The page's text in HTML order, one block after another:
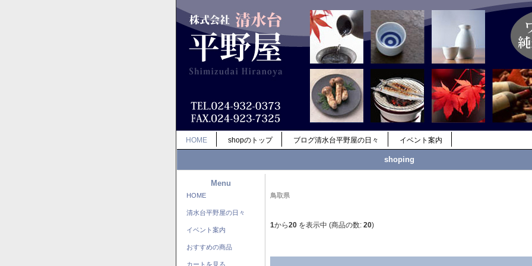
HOME shopのトップ ブログ清水台平野屋の日々 イベント案内
shoping
Menu
HOME
清水台平野屋の日々
イベント案内
おすすめの商品
カートを見る
鳥取県
1から20 を表示中 (商品の数: 20)